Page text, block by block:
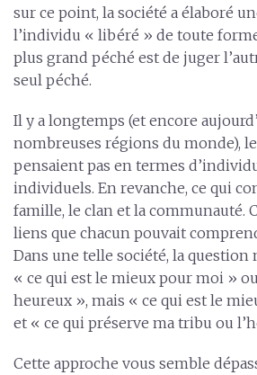
sur ce point, la société a élaboré
l’individu « libéré » de toute
plus grand péché est de juger
seul péché.
Il y a longtemps (et encore
nombreuses régions du monde),
pensaient pas en termes
individuels. En revanche, ce qui
famille, le clan et la communauté.
liens que chacun pouvait
Dans une telle société, la question
« ce qui est le mieux pour moi »
heureux », mais « ce qui est le
et « ce qui préserve ma tribu ou
Cette approche vous semble